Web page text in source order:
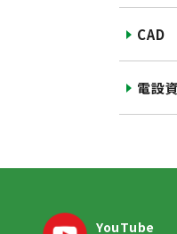
CAD
電設
YouTube